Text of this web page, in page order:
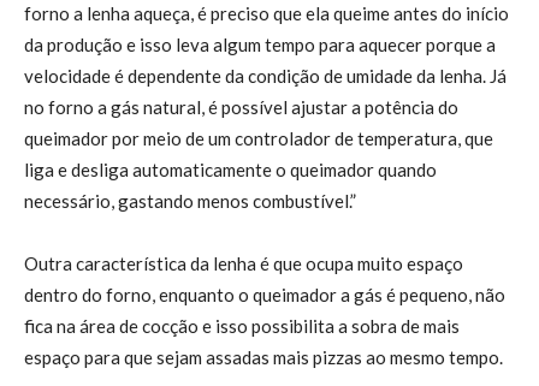
forno a lenha aqueça, é preciso que ela queime antes do início
da produção e isso leva algum tempo para aquecer porque a
velocidade é dependente da condição de umidade da lenha. Já
no forno a gás natural, é possível ajustar a potência do
queimador por meio de um controlador de temperatura, que
liga e desliga automaticamente o queimador quando
necessário, gastando menos combustível.”
Outra característica da lenha é que ocupa muito espaço
dentro do forno, enquanto o queimador a gás é pequeno, não
fica na área de cocção e isso possibilita a sobra de mais
espaço para que sejam assadas mais pizzas ao mesmo tempo.